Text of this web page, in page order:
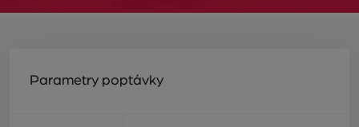
Parametry poptávky